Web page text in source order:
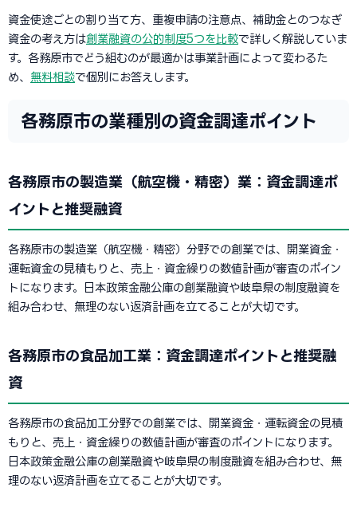
資金使途ごとの割り当て方、重複申請の注意点、補助金とのつなぎ
資金の考え方は創業融資の公的制度5つを比較で詳しく解説していま
す。各務原市でどう組むのが最適かは事業計画によって変わるた
め、 無料相談で個別にお答えします。
各務原市の業種別の資金調達ポイント
各務原市の製造業（航空機・精密）業：資金調達ポ
イントと推奨融資
各務原市の製造業（航空機・精密）分野での創業では、開業資金・
運転資金の見積もりと、売上・資金繰りの数値計画が審査のポイン
トになります。日本政策金融公庫の創業融資や岐阜県の制度融資を
組み合わせ、無理のない返済計画を立てることが大切です。
各務原市の食品加工業：資金調達ポイントと推奨融
資
各務原市の食品加工分野での創業では、開業資金・運転資金の見積
もりと、売上・資金繰りの数値計画が審査のポイントになります。
日本政策金融公庫の創業融資や岐阜県の制度融資を組み合わせ、無
理のない返済計画を立てることが大切です。